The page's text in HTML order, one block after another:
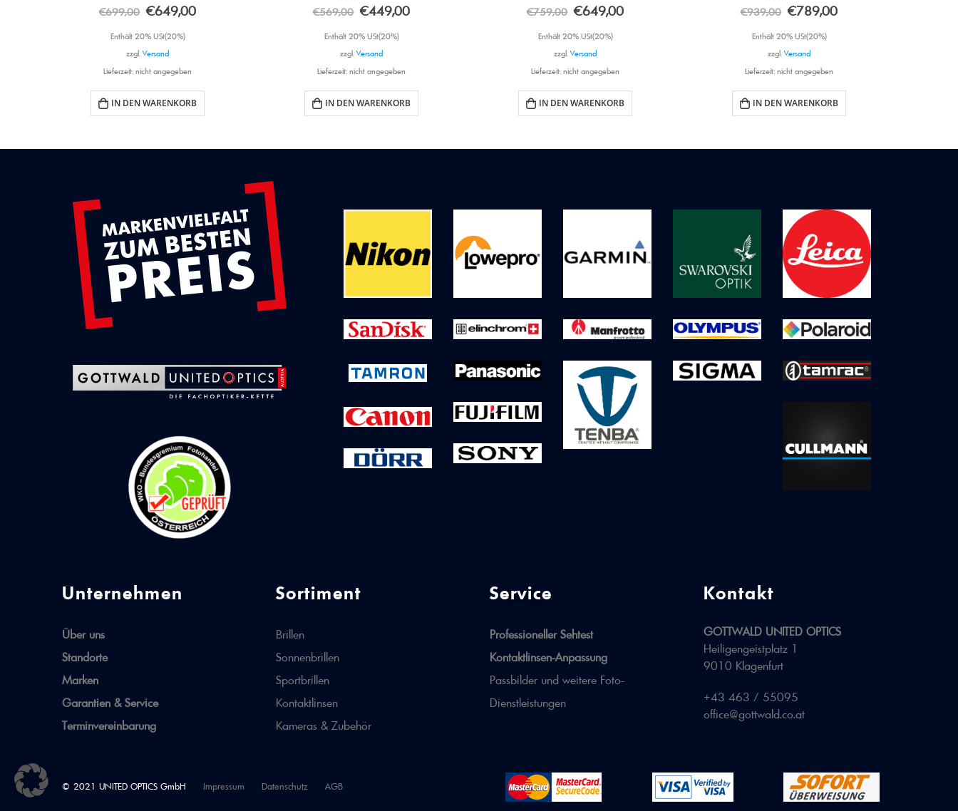
out of 5
€569,00 €449,00
Enthält 20% USt(20%)
zzgl.Versand
Lieferzeit: nicht angegeben
IN DEN WARENKORB
out of 5
€759,00 €649,00
Enthält 20% USt(20%)
zzgl.Versand
Lieferzeit: nicht angegeben
IN DEN WARENKORB
out of 5
€939,00 €789,00
Enthält 20% USt(20%)
zzgl.Versand
Lieferzeit: nicht angegeben
IN DEN WARENKORB
out of 5
€699,00 €649,00
Enthält 20% USt(20%)
zzgl.Versand
Lieferzeit: nicht angegeben
IN DEN WARENKORB
Unternehmen
Über uns
Standorte
Marken
Garantien & Service
Terminvereinbarung
Sortiment
Brillen
Sonnenbrillen
Sportbrillen
Kontaktlinsen
Kameras & Zubehör
Service
Professioneller Sehtest
Kontaktlinsen-Anpassung
Passbilder und weitere Foto-
Dienstleistungen
Kontakt
GOTTWALD UNITED OPTICS
Heiligengeistplatz 1
9010 Klagenfurt
+43 463 / 55095
office@gottwald.co.at
© 2021 UNITED OPTICS GmbH Impressum Datenschutz AGB